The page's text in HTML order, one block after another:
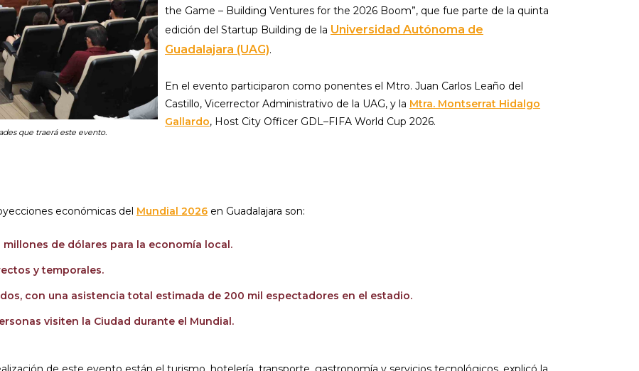
que traerá este evento.
the Game – Building Ventures for the 2026 Boom”, que fue parte de la quinta
edición del Startup Building de la Universidad Autónoma de
Guadalajara (UAG).
En el evento participaron como ponentes el Mtro. Juan Carlos Leaño del
Castillo, Vicerrector Administrativo de la UAG, y la Mtra. Montserrat Hidalgo
Gallardo, Host City Officer GDL–FIFA World Cup 2026.
económicas del Mundial 2026 en Guadalajara son:
millones de dólares para la economía local.
y temporales.
con una asistencia total estimada de 200 mil espectadores en el estadio.
visiten la Ciudad durante el Mundial.